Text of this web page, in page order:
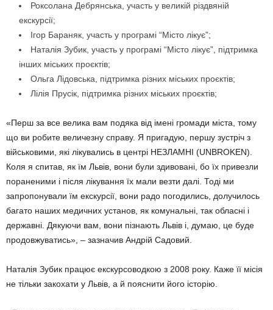
Роксолана Дебрянська, участь у великій різдвяній
екскурсії;
Ігор Бараняк, участь у програмі “Місто лікує”;
Наталія Зубик, участь у програмі “Місто лікує”, підтримка
інших міських проєктів;
Ольга Лідовська, підтримка різних міських проєктів;
Лілія Прусік, підтримка різних міських проєктів;
«Перш за все велика вам подяка від імені громади міста, тому
що ви робите величезну справу. Я пригадую, першу зустріч з
військовими, які лікувались в центрі НЕЗЛАМНІ (UNBROKEN).
Коля я спитав, як їм Львів, вони були здивовані, бо їх привезли
пораненими і після лікування їх мали везти далі. Тоді ми
запропонували їм екскурсії, вони радо погодились, долучилось
багато наших медичних установ, як комунальні, так обласні і
державні. Дякуючи вам, вони пізнають Львів і, думаю, це буде
продовжуватись», – зазначив Андрій Садовий.
Наталія Зубик працює екскурсоводкою з 2008 року. Каже її місія
не тільки закохати у Львів, а й пояснити його історію.